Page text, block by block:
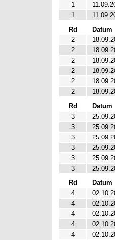
1
1
Rd
Datum
2
2
2
2
2
2
Rd
Datum
3
3
3
3
3
3
Rd
Datum
4
4
4
4
4